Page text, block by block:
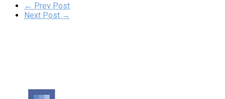
← Prev Post
Next Post →